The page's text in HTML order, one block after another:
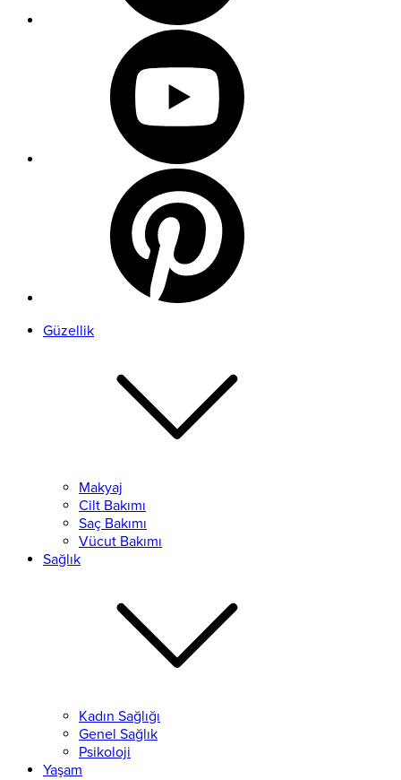
Güzellik
Makyaj
Cilt Bakımı
Saç Bakımı
Vücut Bakımı
Sağlık
Kadın Sağlığı
Genel Sağlık
Psikoloji
Yaşam